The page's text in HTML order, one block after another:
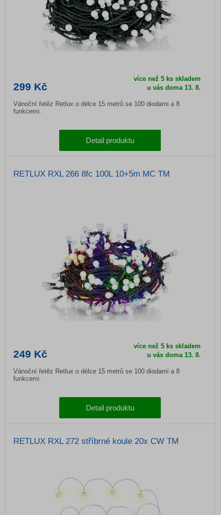
299 Kč
více než 5 ks skladem
u vás doma 13. 8.
Vánoční řetěz Retlux o délce 15 metrů se 100 diodami a 8
funkcemi.
Detail produktu
RETLUX RXL 266 8fc 100L 10+5m MC TM
249 Kč
více než 5 ks skladem
u vás doma 13. 8.
Vánoční řetěz Retlux o délce 15 metrů se 100 diodami a 8
funkcemi.
Detail produktu
RETLUX RXL 272 stříbrné koule 20x CW TM